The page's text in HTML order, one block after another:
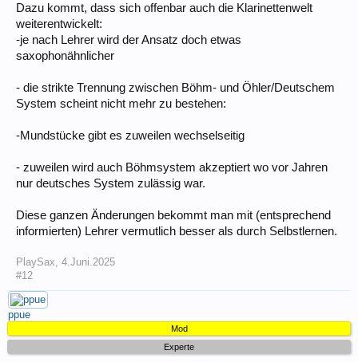
Dazu kommt, dass sich offenbar auch die Klarinettenwelt
weiterentwickelt:
-je nach Lehrer wird der Ansatz doch etwas
saxophonähnlicher
- die strikte Trennung zwischen Böhm- und Öhler/Deutschem
System scheint nicht mehr zu bestehen:
-Mundstücke gibt es zuweilen wechselseitig
- zuweilen wird auch Böhmsystem akzeptiert wo vor Jahren
nur deutsches System zulässig war.
Diese ganzen Änderungen bekommt man mit (entsprechend
informierten) Lehrer vermutlich besser als durch Selbstlernen.
PlaySax 4.Juni.2025
#12
ppue
Mod
Experte